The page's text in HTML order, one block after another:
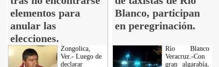
elementos para
anular las
elecciones.
Blanco, participan
en peregrinación.
Zongolica,
Ver.- Luego de
declarar
Río Blanco
Veracruz.-Con
gran algarabía,